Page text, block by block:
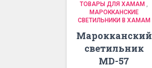
ТОВАРЫ ДЛЯ ХАМАМ ,
МАРОККАНСКИЕ
СВЕТИЛЬНИКИ В ХАМАМ
Марокканский
светильник
MD-57